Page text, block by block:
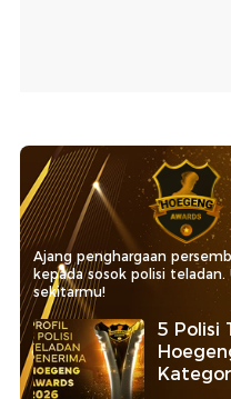
Ajang penghargaan
kepada sosok polisi
sekitarmu!
5 Polisi